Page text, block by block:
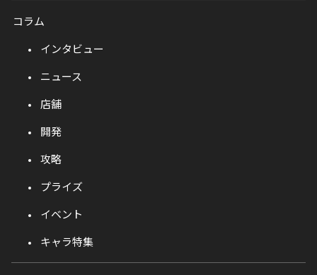
コラム
インタビュー
ニュース
店舗
開発
攻略
プライズ
イベント
キャラ特集